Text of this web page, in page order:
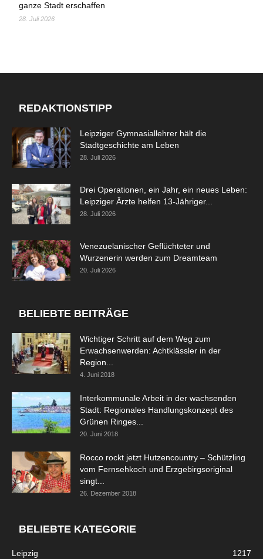
ganze Stadt erschaffen
28. Juli 2026
REDAKTIONSTIPP
Leipziger Gymnasiallehrer hält die
Stadtgeschichte am Leben
28. Juli 2026
Drei Operationen, ein Jahr, ein neues Leben:
Leipziger Ärzte helfen 13-Jähriger...
28. Juli 2026
Venezuelanischer Geflüchteter und
Wurzenerin werden zum Dreamteam
20. Juli 2026
BELIEBTE BEITRÄGE
Wichtiger Schritt auf dem Weg zum
Erwachsenwerden: Achtklässler in der
Region...
4. Juni 2018
Interkommunale Arbeit in der wachsenden
Stadt: Regionales Handlungskonzept des
Grünen Ringes...
20. Juni 2018
Rocco rockt jetzt Hutzencountry – Schützling
vom Fernsehkoch und Erzgebirgsoriginal
singt...
26. Dezember 2018
BELIEBTE KATEGORIE
Leipzig
1217